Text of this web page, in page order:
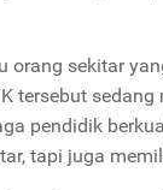
sekitar
sedang
pendidik
tapi juga